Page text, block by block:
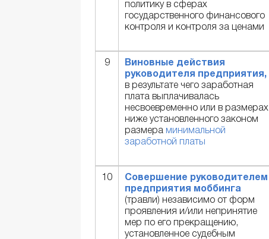
политику в сферах
государственного финансового
контроля и контроля за ценами
9
Виновные действия
руководителя предприятия,
в результате чего заработная
плата выплачивалась
несвоевременно или в размерах
ниже установленного законом
размера минимальной
заработной платы
10
Совершение руководителем
предприятия моббинга
(травли) независимо от форм
проявления и/или непринятие
мер по его прекращению,
установленное судебным